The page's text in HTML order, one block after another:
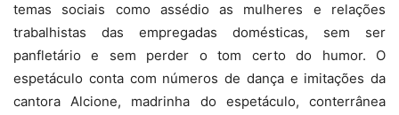
temas sociais como assédio as mulheres e relações
trabalhistas das empregadas domésticas, sem ser
panfletário e sem perder o tom certo do humor. O
espetáculo conta com números de dança e imitações da
cantora Alcione, madrinha do espetáculo, conterrânea